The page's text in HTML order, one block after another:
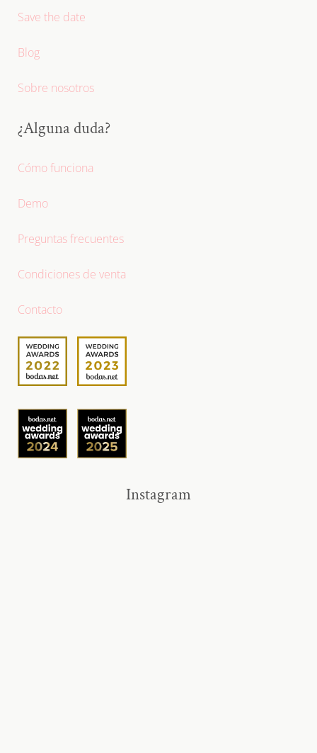
Save the date
Blog
Sobre nosotros
¿Alguna duda?
Cómo funciona
Demo
Preguntas frecuentes
Condiciones de venta
Contacto
Instagram